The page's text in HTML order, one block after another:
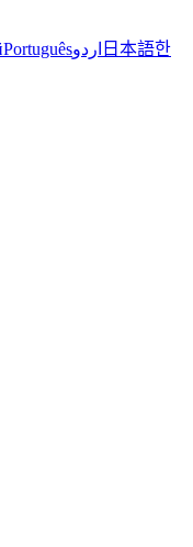
Portuguêsاردو 日本語한